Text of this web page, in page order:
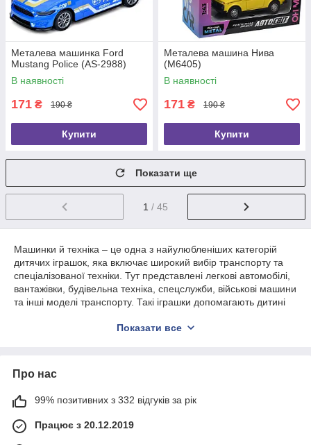
Металева машинка Ford
Mustang Police (AS-2988)
В наявності
171 ₴ 190 ₴
Купити
Металева машина Нива
(M6405)
В наявності
171 ₴ 190 ₴
Купити
Показати ще
1 / 45
Машинки й техніка – це одна з найулюбленіших категорій
дитячих іграшок, яка включає широкий вибір транспорту та
спеціалізованої техніки. Тут представлені легкові автомобілі,
вантажівки, будівельна техніка, спецслужби, військові машини
та інші моделі транспорту. Такі іграшки допомагають дитині
дитини. Вона сприяє формуванню:
уяви та креативності
Показати все
Про нас
99% позитивних з 332 відгуків за рік
Працює з 20.12.2019